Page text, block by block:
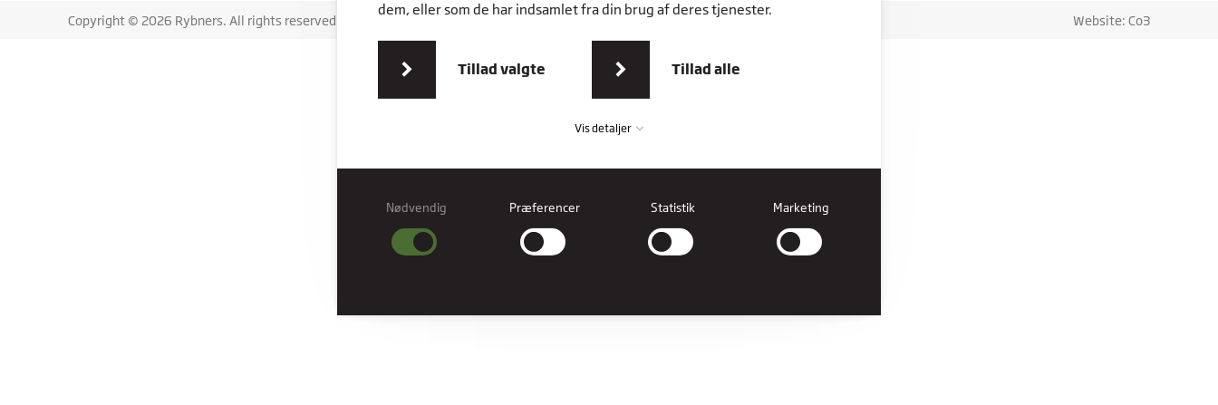
dem, eller som de har indsamlet fra din brug af deres tjenester.
Tillad valgte Tillad alle
Vis detaljer
Nødvendig
Nødvendige cookies hjælper med at gøre en hjemmeside brugbar ved at aktivere
grundlæggende funktioner såsom side-navigation og adgang til sikre områder af
Præferencer
Nødvendig Præferencer Statistik Marketing
Copyright © 2026 Rybners. All rights reserved. Website: Co3